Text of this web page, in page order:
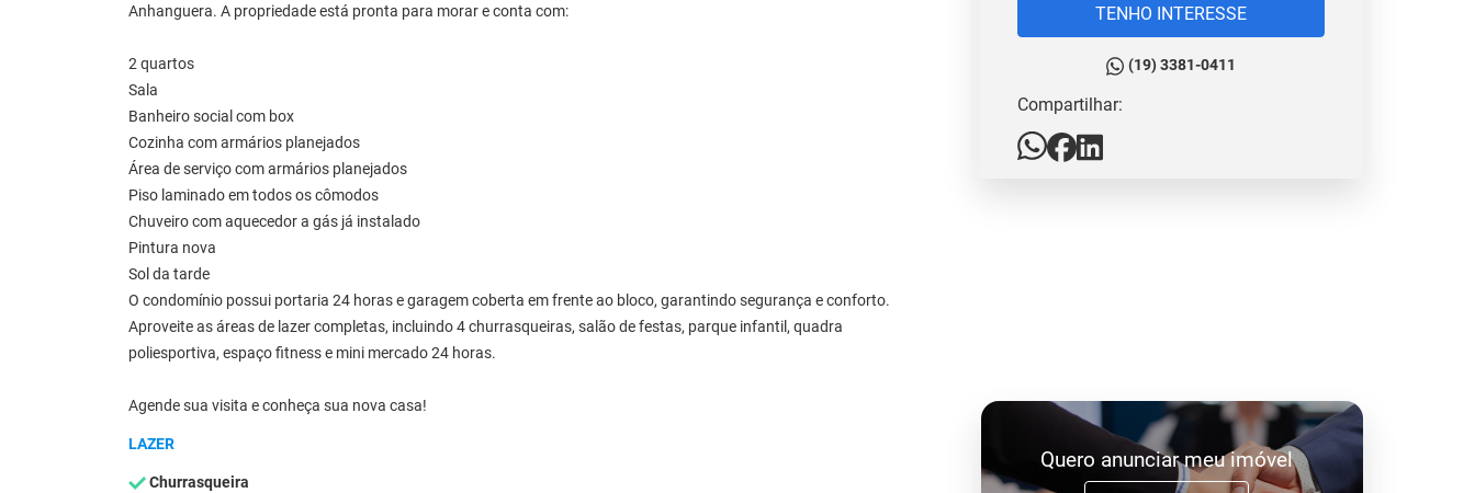
Anhanguera. A propriedade está pronta para morar e conta com:
2 quartos
Sala
Banheiro social com box
Cozinha com armários planejados
Área de serviço com armários planejados
Piso laminado em todos os cômodos
Chuveiro com aquecedor a gás já instalado
Pintura nova
Sol da tarde
O condomínio possui portaria 24 horas e garagem coberta em frente ao bloco, garantindo segurança e conforto.
Aproveite as áreas de lazer completas, incluindo 4 churrasqueiras, salão de festas, parque infantil, quadra
poliesportiva, espaço fitness e mini mercado 24 horas.
Agende sua visita e conheça sua nova casa!
LAZER
Churrasqueira
TENHO INTERESSE
(19) 3381-0411
Compartilhar:
Quero anunciar meu imóvel